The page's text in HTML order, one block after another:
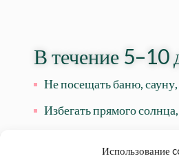
Использование
В течение 5–10
Не посещать баню, сауну,
Избегать прямого
SPF 30 и выше.